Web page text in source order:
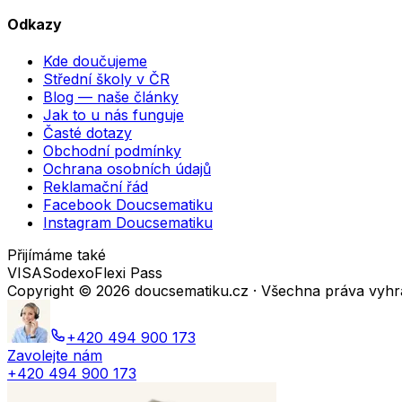
Odkazy
Kde doučujeme
Střední školy v ČR
Blog — naše články
Jak to u nás funguje
Časté dotazy
Obchodní podmínky
Ochrana osobních údajů
Reklamační řád
Facebook Doucsematiku
Instagram Doucsematiku
Přijímáme také
VISASodexoFlexi Pass
Copyright © 2026 doucsematiku.cz · Všechna práva
+420 494 900 173
Zavolejte nám
+420 494 900 173